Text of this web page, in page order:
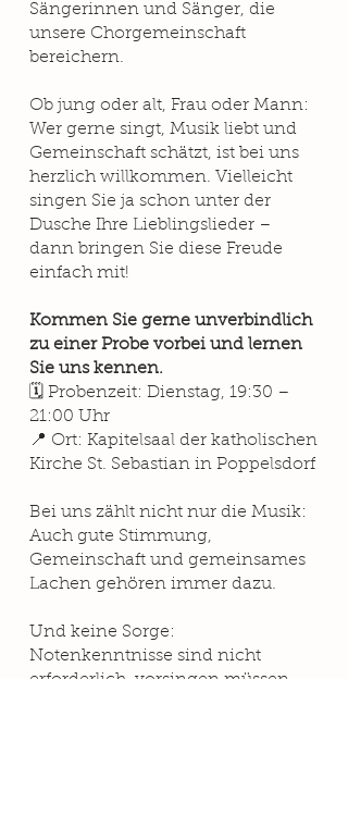
Sängerinnen und Sänger, die
unsere Chorgemeinschaft
bereichern.
Ob jung oder alt, Frau oder Mann:
Wer gerne singt, Musik liebt und
Gemeinschaft schätzt, ist bei uns
herzlich willkommen. Vielleicht
singen Sie ja schon unter der
Dusche Ihre Lieblingslieder –
dann bringen Sie diese Freude
einfach mit!
Kommen Sie gerne unverbindlich
zu einer Probe vorbei und lernen
Sie uns kennen.
🗓 Probenzeit: Dienstag, 19:30 –
21:00 Uhr
📍 Ort: Kapitelsaal der katholischen
Kirche St. Sebastian in Poppelsdorf
Bei uns zählt nicht nur die Musik:
Auch gute Stimmung,
Gemeinschaft und gemeinsames
Lachen gehören immer dazu.
Und keine Sorge:
Notenkenntnisse sind nicht
erforderlich, vorsingen müssen